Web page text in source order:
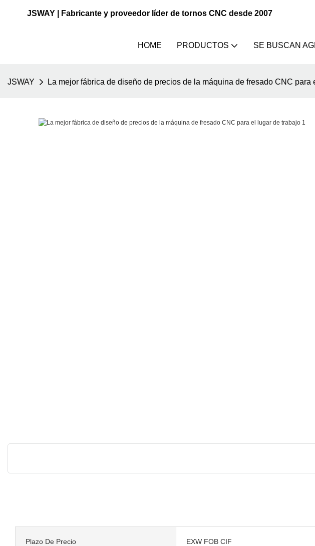
JSWAY | Fabricante y proveedor líder de tornos CNC desde 2007
HOME PRODUCTOS SE BUSCAN
JSWAY La mejor fábrica de diseño de precios de la máquina de fresado CNC para
Plazo De Precio EXW FOB CIF